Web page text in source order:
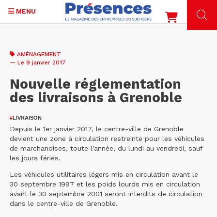
contenu
MENU
AMÉNAGEMENT
— Le 9 janvier 2017
Nouvelle réglementation
des livraisons à Grenoble
#LIVRAISON
Depuis le 1er janvier 2017, le centre-ville de Grenoble
devient une zone à circulation restreinte pour les véhicules
de marchandises, toute l'année, du lundi au vendredi, sauf
les jours fériés.
Les véhicules utilitaires légers mis en circulation avant le
30 septembre 1997 et les poids lourds mis en circulation
avant le 30 septembre 2001 seront interdits de circulation
dans le centre-ville de Grenoble.